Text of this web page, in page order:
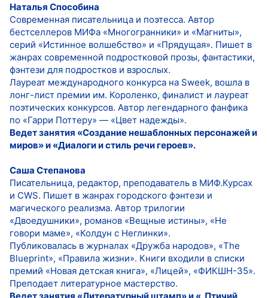
Наталья Способина
Современная писательница и поэтесса. Автор
бестселлеров МИФа «Многогранники» и «Магниты»,
серий «Истинное волшебство» и «Прядущая». Пишет в
жанрах современной подростковой прозы, фантастики,
фэнтези для подростков и взрослых.
Лауреат международного конкурса на Sweek, вошла в
лонг-лист премии им. Короленко, финалист и лауреат
поэтических конкурсов. Автор легендарного фанфика
по «Гарри Поттеру» — «Цвет надежды».
Ведет занятия «Создание нешаблонных персонажей и
миров» и «Диалоги и стиль речи героев».
Саша Степанова
Писательница, редактор, преподаватель в МИФ.Курсах
и CWS. Пишет в жанрах городского фэнтези и
магического реализма. Автор трилогии
«Двоедушники», романов «Вещные истины», «Не
говори маме», «Колдун с Неглинки».
Публиковалась в журналах «Дружба народов», «The
Blueprint», «Правила жизни». Книги входили в списки
премий «Новая детская книга», «Лицей», «ФИКШН-35».
Преподает литературное мастерство.
Ведет занятия «Литературный штамп» и «„Птичий